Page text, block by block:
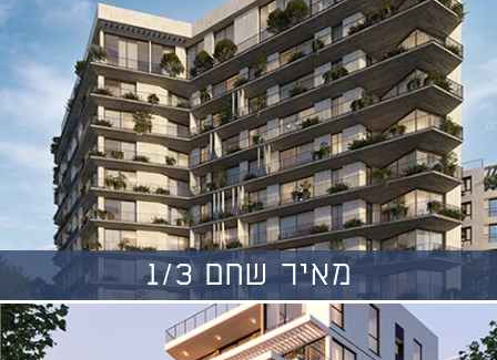
מאיר שחם 1/3